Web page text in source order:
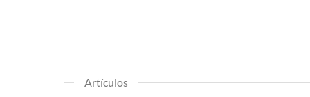
Artículos